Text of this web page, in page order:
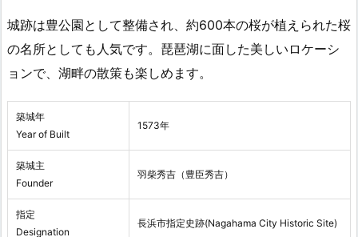
城跡は豊公園として整備され、約600本の桜が植えられた桜
の名所としても人気です。琵琶湖に面した美しいロケーシ
ョンで、湖畔の散策も楽しめます。
築城年
Year of Built
1573年
築城主
Founder
羽柴秀吉（豊臣秀吉）
指定
Designation
長浜市指定史跡(Nagahama City Historic Site)